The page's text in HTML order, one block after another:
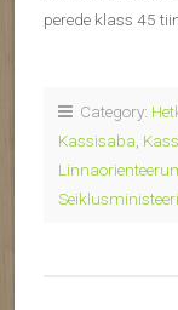
perede klass 45
Category:
Kassisaba